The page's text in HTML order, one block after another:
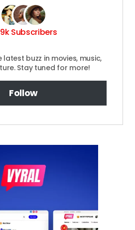
Subscribers
latest buzz in movies, music,
Stay tuned for more!
Follow